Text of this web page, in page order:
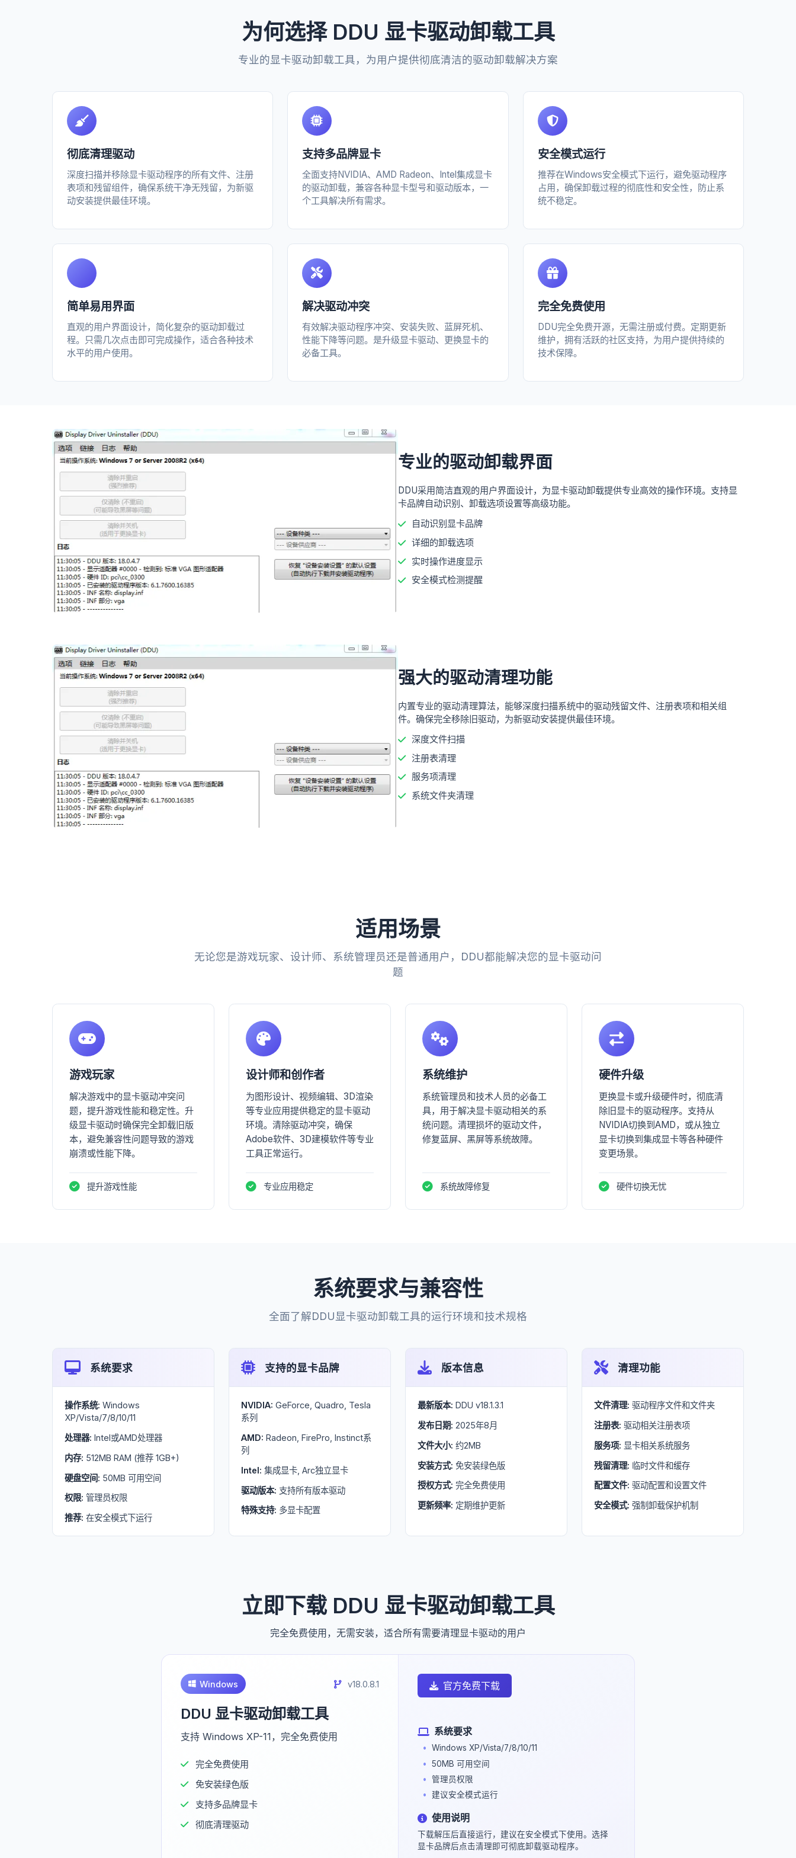
为何选择 DDU 显卡驱动卸载工具
专业的显卡驱动卸载工具，为用户提供彻底清洁的驱动卸载解决方案
彻底清理驱动
深度扫描并移除显卡驱动程序的所有文件、注册
表项和残留组件，确保系统干净无残留，为新驱
动安装提供最佳环境。
支持多品牌显卡
全面支持NVIDIA、AMD Radeon、Intel集成显卡
的驱动卸载，兼容各种显卡型号和驱动版本，一
个工具解决所有需求。
安全模式运行
推荐在Windows安全模式下运行，避免驱动程序
占用，确保卸载过程的彻底性和安全性，防止系
统不稳定。
简单易用界面
直观的用户界面设计，简化复杂的驱动卸载过
程。只需几次点击即可完成操作，适合各种技术
水平的用户使用。
解决驱动冲突
有效解决驱动程序冲突、安装失败、蓝屏死机、
性能下降等问题。是升级显卡驱动、更换显卡的
必备工具。
完全免费使用
DDU完全免费开源，无需注册或付费。定期更新
维护，拥有活跃的社区支持，为用户提供持续的
技术保障。
专业的驱动卸载界面
DDU采用简洁直观的用户界面设计，为显卡驱动卸载提供专业高效的操作环境。支持显
卡品牌自动识别、卸载选项设置等高级功能。
自动识别显卡品牌
详细的卸载选项
实时操作进度显示
安全模式检测提醒
强大的驱动清理功能
内置专业的驱动清理算法，能够深度扫描系统中的驱动残留文件、注册表项和相关组
件。确保完全移除旧驱动，为新驱动安装提供最佳环境。
深度文件扫描
注册表清理
服务项清理
系统文件夹清理
适用场景
无论您是游戏玩家、设计师、系统管理员还是普通用户，DDU都能解决您的显卡驱动问
题
游戏玩家
解决游戏中的显卡驱动冲突问
题，提升游戏性能和稳定性。升
级显卡驱动时确保完全卸载旧版
本，避免兼容性问题导致的游戏
崩溃或性能下降。
提升游戏性能
设计师和创作者
为图形设计、视频编辑、3D渲染
等专业应用提供稳定的显卡驱动
环境。清除驱动冲突，确保
Adobe软件、3D建模软件等专业
工具正常运行。
专业应用稳定
系统维护
系统管理员和技术人员的必备工
具，用于解决显卡驱动相关的系
统问题。清理损坏的驱动文件，
修复蓝屏、黑屏等系统故障。
系统故障修复
硬件升级
更换显卡或升级硬件时，彻底清
除旧显卡的驱动程序。支持从
NVIDIA切换到AMD，或从独立
显卡切换到集成显卡等各种硬件
变更场景。
硬件切换无忧
系统要求与兼容性
全面了解DDU显卡驱动卸载工具的运行环境和技术规格
系统要求
操作系统: Windows
XP/Vista/7/8/10/11
处理器: Intel或AMD处理器
内存: 512MB RAM (推荐 1GB+)
硬盘空间: 50MB 可用空间
权限: 管理员权限
推荐: 在安全模式下运行
支持的显卡品牌
NVIDIA: GeForce, Quadro, Tesla
系列
AMD: Radeon, FirePro, Instinct系
列
Intel: 集成显卡, Arc独立显卡
驱动版本: 支持所有版本驱动
特殊支持: 多显卡配置
版本信息
最新版本: DDU v18.1.3.1
发布日期: 2025年8月
文件大小: 约2MB
安装方式: 免安装绿色版
授权方式: 完全免费使用
更新频率: 定期维护更新
清理功能
文件清理: 驱动程序文件和文件夹
注册表: 驱动相关注册表项
服务项: 显卡相关系统服务
残留清理: 临时文件和缓存
配置文件: 驱动配置和设置文件
安全模式: 强制卸载保护机制
立即下载 DDU 显卡驱动卸载工具
完全免费使用，无需安装，适合所有需要清理显卡驱动的用户
Windows v18.0.8.1
DDU 显卡驱动卸载工具
支持 Windows XP-11，完全免费使用
完全免费使用
免安装绿色版
支持多品牌显卡
彻底清理驱动
官方免费下载
系统要求
Windows XP/Vista/7/8/10/11
50MB 可用空间
管理员权限
建议安全模式运行
使用说明
下载解压后直接运行，建议在安全模式下使用。选择
显卡品牌后点击清理即可彻底卸载驱动程序。